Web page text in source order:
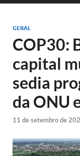
GERAL
COP30:
capital
sedia
da ONU
11 de setembro de